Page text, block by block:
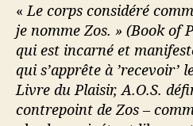
«Le corps considéré
je nomme Zos. » (Book of
qui est incarné et
qui s’apprête à ’recevoir’
Livre du Plaisir, A.O.S.
contrepoint de Zos –